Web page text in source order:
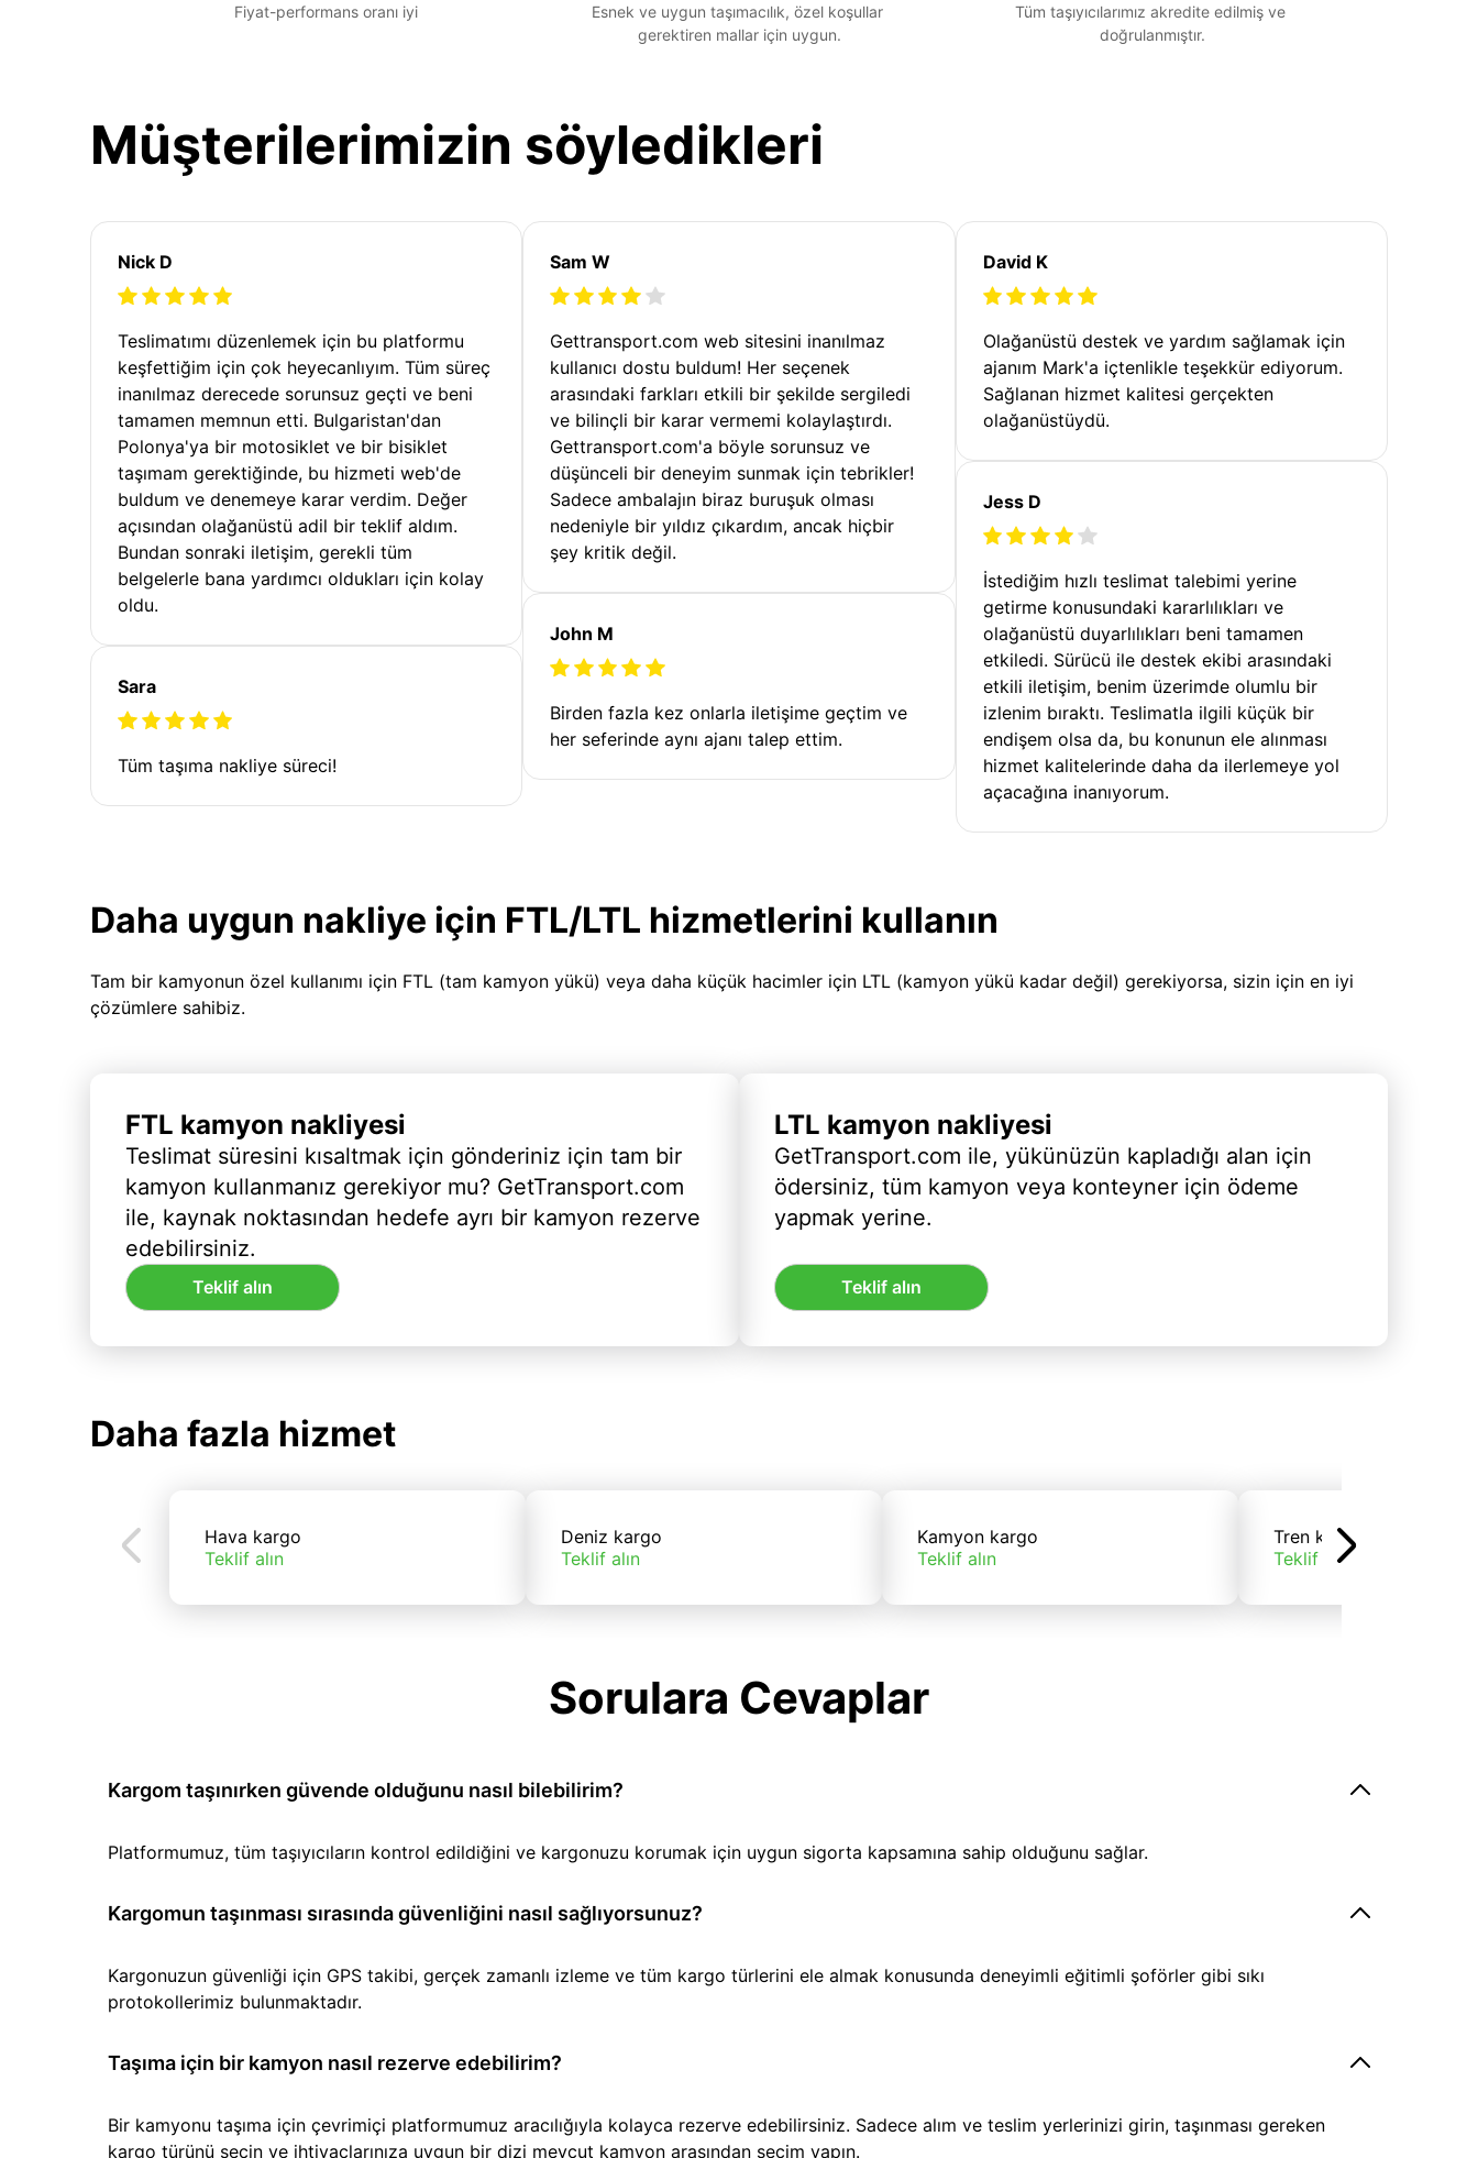
Fiyat-performans oranı iyi
Esnek ve uygun taşımacılık, özel koşullar
gerektiren mallar için uygun.
Tüm taşıyıcılarımız akredite edilmiş ve
doğrulanmıştır.
Müşterilerimizin söyledikleri
Nick D
Teslimatımı düzenlemek için bu platformu
keşfettiğim için çok heyecanlıyım. Tüm süreç
inanılmaz derecede sorunsuz geçti ve beni
tamamen memnun etti. Bulgaristan'dan
Polonya'ya bir motosiklet ve bir bisiklet
taşımam gerektiğinde, bu hizmeti web'de
buldum ve denemeye karar verdim. Değer
açısından olağanüstü adil bir teklif aldım.
Bundan sonraki iletişim, gerekli tüm
belgelerle bana yardımcı oldukları için kolay
oldu.
Sara
Tüm taşıma nakliye süreci!
Sam W
Gettransport.com web sitesini inanılmaz
kullanıcı dostu buldum! Her seçenek
arasındaki farkları etkili bir şekilde sergiledi
ve bilinçli bir karar vermemi kolaylaştırdı.
Gettransport.com'a böyle sorunsuz ve
düşünceli bir deneyim sunmak için tebrikler!
Sadece ambalajın biraz buruşuk olması
nedeniyle bir yıldız çıkardım, ancak hiçbir
şey kritik değil.
John M
Birden fazla kez onlarla iletişime geçtim ve
her seferinde aynı ajanı talep ettim.
David K
Olağanüstü destek ve yardım sağlamak için
ajanım Mark'a içtenlikle teşekkür ediyorum.
Sağlanan hizmet kalitesi gerçekten
olağanüstüydü.
Jess D
İstediğim hızlı teslimat talebimi yerine
getirme konusundaki kararlılıkları ve
olağanüstü duyarlılıkları beni tamamen
etkiledi. Sürücü ile destek ekibi arasındaki
etkili iletişim, benim üzerimde olumlu bir
izlenim bıraktı. Teslimatla ilgili küçük bir
endişem olsa da, bu konunun ele alınması
hizmet kalitelerinde daha da ilerlemeye yol
açacağına inanıyorum.
Daha uygun nakliye için FTL/LTL hizmetlerini kullanın
Tam bir kamyonun özel kullanımı için FTL (tam kamyon yükü) veya daha küçük hacimler için LTL (kamyon yükü kadar değil) gerekiyorsa, sizin için en iyi
çözümlere sahibiz.
FTL kamyon nakliyesi
Teslimat süresini kısaltmak için gönderiniz için tam bir
kamyon kullanmanız gerekiyor mu? GetTransport.com
ile, kaynak noktasından hedefe ayrı bir kamyon rezerve
edebilirsiniz.
Teklif alın
LTL kamyon nakliyesi
GetTransport.com ile, yükünüzün kapladığı alan için
ödersiniz, tüm kamyon veya konteyner için ödeme
yapmak yerine.
Teklif alın
Daha fazla hizmet
Hava kargo
Teklif alın
Deniz kargo
Teklif alın
Kamyon kargo
Teklif alın
Tren kargo
Teklif alın
Sorulara Cevaplar
Kargom taşınırken güvende olduğunu nasıl bilebilirim?
Platformumuz, tüm taşıyıcıların kontrol edildiğini ve kargonuzu korumak için uygun sigorta kapsamına sahip olduğunu sağlar.
Kargomun taşınması sırasında güvenliğini nasıl sağlıyorsunuz?
Kargonuzun güvenliği için GPS takibi, gerçek zamanlı izleme ve tüm kargo türlerini ele almak konusunda deneyimli eğitimli şoförler gibi sıkı
protokollerimiz bulunmaktadır.
Taşıma için bir kamyon nasıl rezerve edebilirim?
Bir kamyonu taşıma için çevrimiçi platformumuz aracılığıyla kolayca rezerve edebilirsiniz. Sadece alım ve teslim yerlerinizi girin, taşınması gereken
kargo türünü seçin ve ihtiyaçlarınıza uygun bir dizi mevcut kamyon arasından seçim yapın.